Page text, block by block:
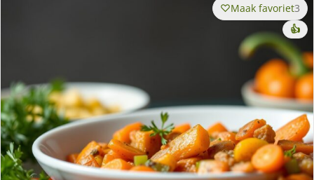
Maak favoriet3
👍